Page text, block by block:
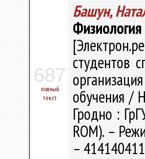
687
полный
текст
Башун,
студентов
обучения /
Гродно :
ROM). –
–